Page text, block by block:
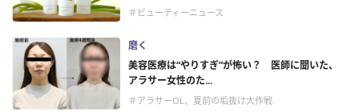
＃ビューティーニュース
磨く
美容医療は“やりすぎ”が怖い？ 医師に聞いた、
アラサー女性のた...
＃アラサーOL、夏前の垢抜け大作戦